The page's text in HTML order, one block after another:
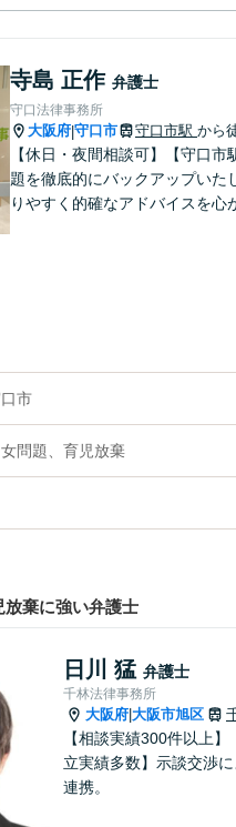
寺島 正作 弁護士
守口法律事務所
大阪府|守口市 守口市駅 から
【休日・夜間相談可】【守口
題を徹底的にバックアップいた
りやすく的確なアドバイスを心
市
問題、育児放棄
棄に強い弁護士
日川 猛 弁護士
千林法律事務所
大阪府 大阪市旭区
【相談実績300件以上
立実績多数】示談交渉
連携。